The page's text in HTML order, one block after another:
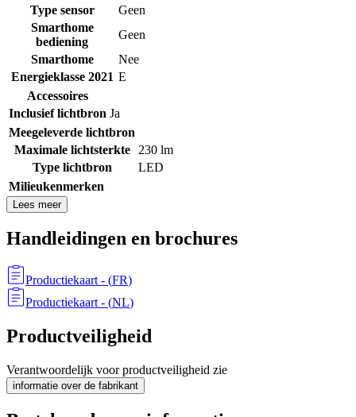
Type sensor
Geen
Smarthome
bediening
Geen
Smarthome
Nee
Energieklasse 2021 E
Accessoires
Inclusief lichtbron Ja
Meegeleverde lichtbron
Maximale lichtsterkte
230 lm
Type lichtbron
LED
Milieukenmerken
Lees meer
Handleidingen en brochures
Productiekaart - (FR)
Productiekaart - (NL)
Productveiligheid
Verantwoordelijk voor productveiligheid zie
informatie over de fabrikant